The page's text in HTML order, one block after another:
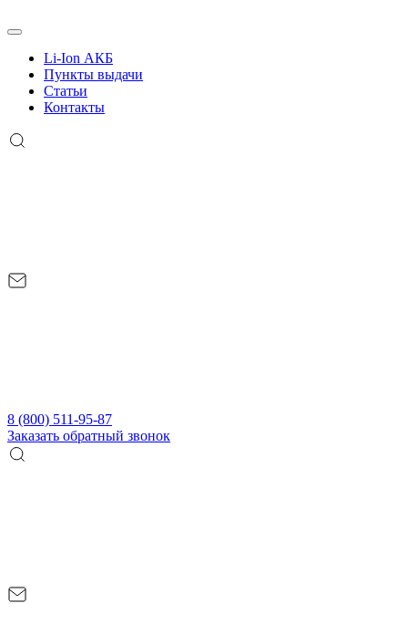
Li-Ion АКБ
Пункты выдачи
Статьи
Контакты
8 (800) 511-95-87
Заказать обратный звонок